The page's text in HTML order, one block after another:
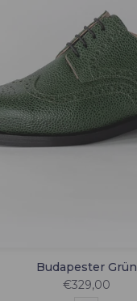
Budapester Grün
€329,00